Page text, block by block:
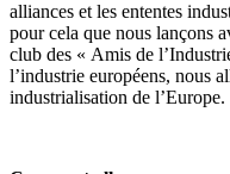
alliances et les ententes
pour cela que nous lançons
club des « Amis de
l’industrie européens, nous
industrialisation de l’Europe.